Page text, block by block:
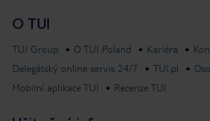
O TUI
TUI Group O TUI Poland Kariéra
Delegátský online servis 24/7
TUI.pl
Mobilní aplikace TUI
Recenze TUI